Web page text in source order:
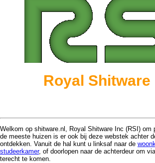
Royal Shitware
Welkom op shitware.nl, Royal Shitware Inc (RSI) om
de meeste huizen is er ook bij deze webstek achter
ontdekken. Vanuit de hal kunt u linksaf naar de
studeerkamer, of doorlopen naar de achterdeur om
terecht te komen.